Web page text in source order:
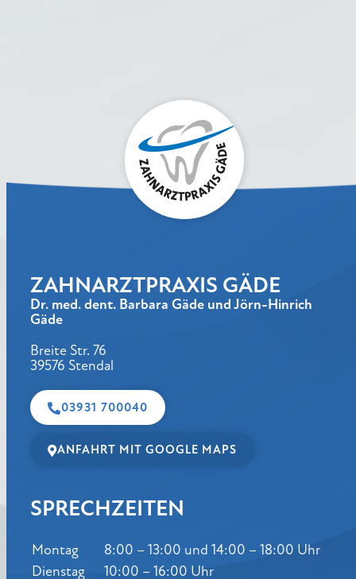
ZAHNARZTPRAXIS GÄDE
Dr. med. dent. Barbara Gäde und Jörn-Hinrich
Gäde
Breite Str. 76
39576 Stendal
03931 700040
ANFAHRT MIT GOOGLE MAPS
SPRECHZEITEN
Montag
8:00 – 13:00 und 14:00 – 18:00 Uhr
Dienstag
10:00 – 16:00 Uhr